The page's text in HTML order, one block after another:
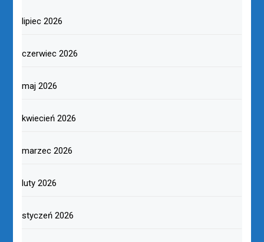
lipiec 2026
czerwiec 2026
maj 2026
kwiecień 2026
marzec 2026
luty 2026
styczeń 2026